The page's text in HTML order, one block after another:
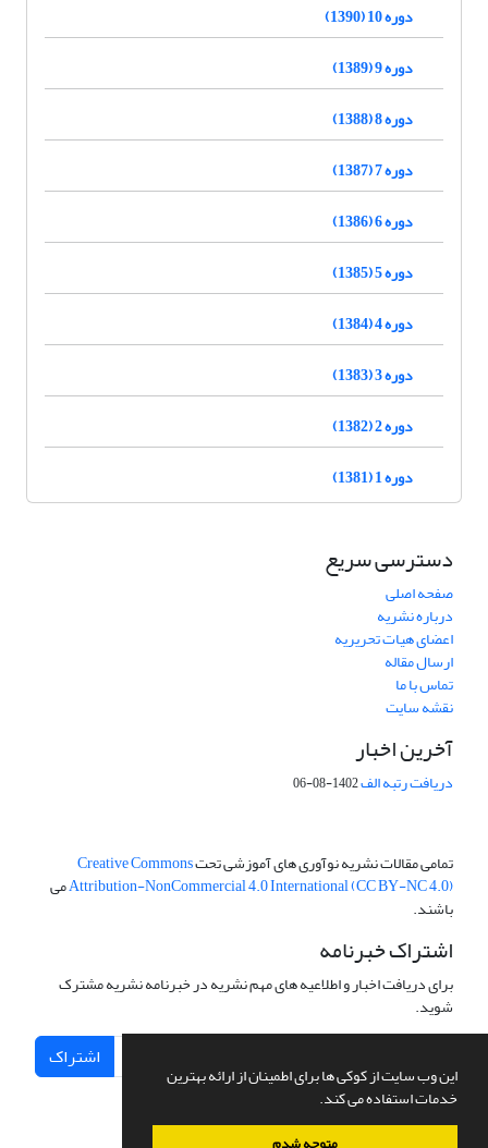
این وب سایت از کوکی ها برای اطمینان از ارائه بهترین
خدمات استفاده می کند.
دوره 10 (1390)
دوره 9 (1389)
دوره 8 (1388)
دوره 7 (1387)
دوره 6 (1386)
دوره 5 (1385)
دوره 4 (1384)
دوره 3 (1383)
دوره 2 (1382)
دوره 1 (1381)
دسترسی سریع
صفحه اصلی
درباره نشریه
اعضای هیات تحریریه
ارسال مقاله
تماس با ما
نقشه سایت
آخرین اخبار
دریافت رتبه الف1402-08-06
تمامی مقالات نشریه نوآوری های آموزشی تحتCreative Commons
Attribution-NonCommercial 4.0 International (CC BY-NC 4.0)می
باشند.
اشتراک خبرنامه
برای دریافت اخبار و اطلاعیه های مهم نشریه در خبرنامه نشریه مشترک
شوید.
اشتراک